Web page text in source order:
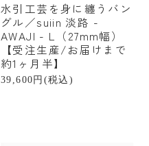
水引工芸を身に纏うバン
グル／suiin 淡路 -
AWAJI - L（27mm幅）
【受注生産/お届けまで
約1ヶ月半】
39,600円(税込)